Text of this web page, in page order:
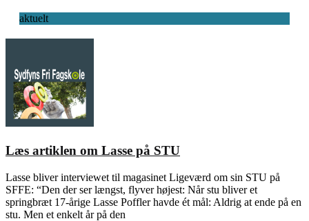
aktuelt
Læs artiklen om Lasse på STU
Lasse bliver interviewet til magasinet Ligeværd om sin STU på
SFFE: “Den der ser længst, flyver højest: Når stu bliver et
springbræt 17-årige Lasse Poffler havde ét mål: Aldrig at ende på en
stu. Men et enkelt år på den